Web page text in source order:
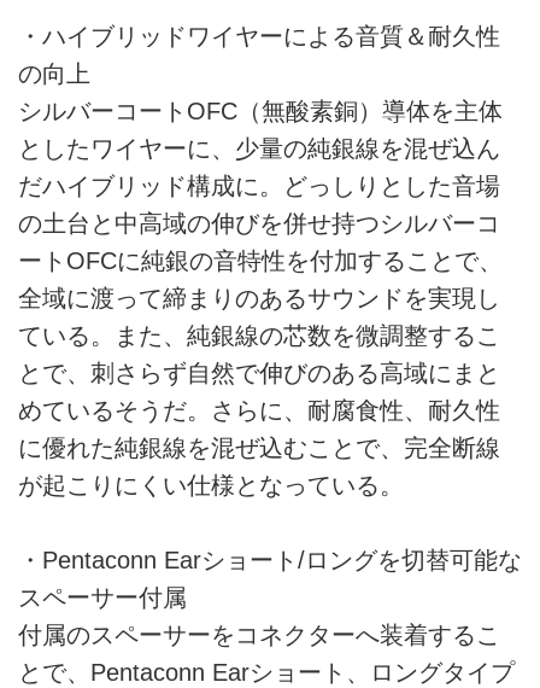
・ハイブリッドワイヤーによる音質＆耐久性
の向上
シルバーコートOFC（無酸素銅）導体を主体
としたワイヤーに、少量の純銀線を混ぜ込ん
だハイブリッド構成に。どっしりとした音場
の土台と中高域の伸びを併せ持つシルバーコ
ートOFCに純銀の音特性を付加することで、
全域に渡って締まりのあるサウンドを実現し
ている。また、純銀線の芯数を微調整するこ
とで、刺さらず自然で伸びのある高域にまと
めているそうだ。さらに、耐腐食性、耐久性
に優れた純銀線を混ぜ込むことで、完全断線
が起こりにくい仕様となっている。
・Pentaconn Earショート/ロングを切替可能な
スペーサー付属
付属のスペーサーをコネクターへ装着するこ
とで、Pentaconn Earショート、ロングタイプ